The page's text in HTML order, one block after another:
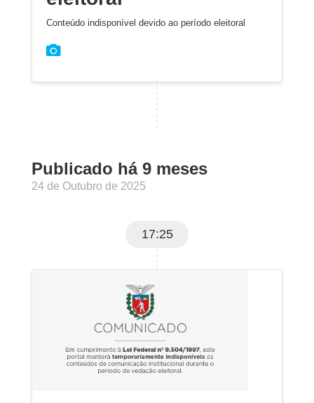
Conteúdo indisponível devido ao período eleitoral
Publicado há 9 meses
24 de Outubro de 2025
17:25